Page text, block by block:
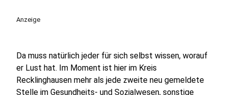
Anzeige
Da muss natürlich jeder für sich selbst wissen, worauf
er Lust hat. Im Moment ist hier im Kreis
Recklinghausen mehr als jede zweite neu gemeldete
Stelle im Gesundheits- und Sozialwesen, sonstige